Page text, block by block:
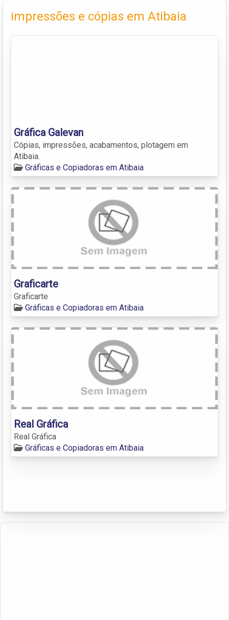
impressões e cópias em Atibaia
Gráfica Galevan
Cópias, impressões, acabamentos, plotagem em
Atibaia.
Gráficas e Copiadoras em Atibaia
Graficarte
Graficarte
Gráficas e Copiadoras em Atibaia
Real Gráfica
Real Gráfica
Gráficas e Copiadoras em Atibaia